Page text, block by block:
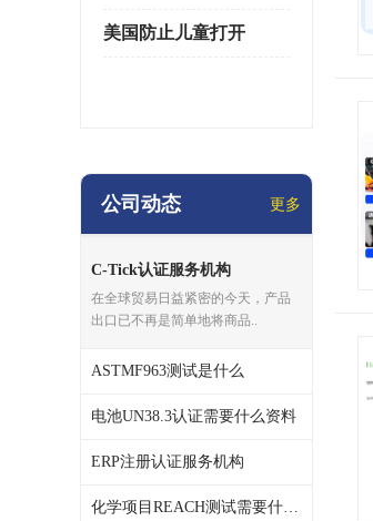
美国防止儿童打开
公司动态 更多
C-Tick认证服务机构
在全球贸易日益紧密的今天，产品
出口已不再是简单地将商品..
ASTMF963测试是什么
电池UN38.3认证需要什么资料
ERP注册认证服务机构
化学项目REACH测试需要什么资料